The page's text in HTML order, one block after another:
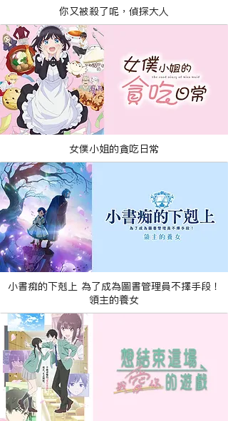
你又被殺了呢，偵探大人
女僕小姐的貪吃日常
小書痴的下剋上 為了成為圖書管理員不擇手段！
領主的養女